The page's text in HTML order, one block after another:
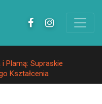
i Plamą: Supraskie
Kształcenia